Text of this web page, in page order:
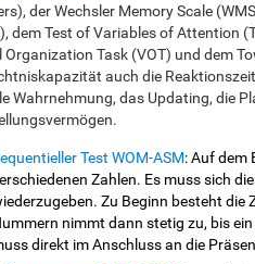
der Wechsler Memory Scale
dem Test of Variables of Attention
Organization Task (VOT) und dem
auch die
Wahrnehmung, das Updating, die
Test WOM-ASM: Auf dem
Zahlen. Es muss sich
Zu Beginn besteht die
nimmt dann stetig zu, bis
direkt im Anschluss an die